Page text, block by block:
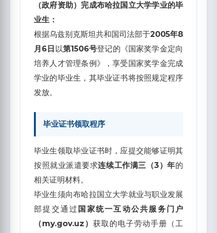
（政府资助）完成布哈拉国立大学学业的毕
业生：
根据乌兹别克斯坦共和国司法部于2005年8
月6日 以第1506号登记的《国家奖学金定向
培养人才管理条例》，享受国家奖学金完成
学业的毕业生，其毕业证书将按照规定程序
发放。
毕业证书领取程序
毕业生领取毕业证书时，应提交能够证明其
按照就业派遣要求连续工作满三（3）年的
相关证明材料。
毕业生须向布哈拉国立大学就业与职业发展
部提交通过 国家统一互动公共服务门户
（my.gov.uz） 获取的电子劳动手册（工